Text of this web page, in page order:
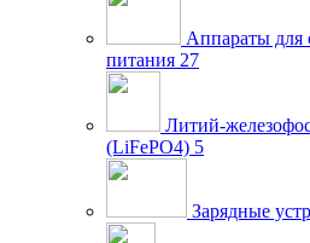
Аппараты для
питания 27
Литий-
(LiFePO4) 5
Зарядные